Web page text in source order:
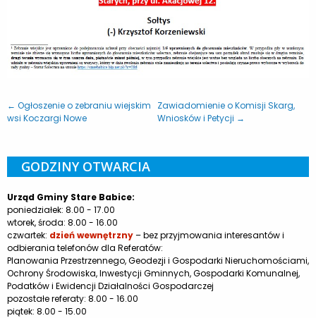
← Ogłoszenie o zebraniu wiejskim
wsi Koczargi Nowe
Zawiadomienie o Komisji Skarg,
Wniosków i Petycji →
GODZINY OTWARCIA
Urząd Gminy Stare Babice:
poniedziałek: 8.00 - 17.00
wtorek, środa: 8.00 - 16.00
czwartek: dzień wewnętrzny– bez przyjmowania interesantów i
odbierania telefonów dla Referatów:
Planowania Przestrzennego, Geodezji i Gospodarki Nieruchomościami,
Ochrony Środowiska, Inwestycji Gminnych, Gospodarki Komunalnej,
Podatków i Ewidencji Działalności Gospodarczej
pozostałe referaty: 8.00 - 16.00
piątek: 8.00 - 15.00